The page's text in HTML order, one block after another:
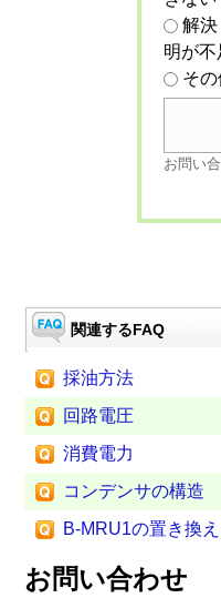
解
明が
そ
お問い
関連するFAQ
採油方法
回路電圧
消費電力
コンデンサの構造
B-MRU1の置き換
お問い合わせ